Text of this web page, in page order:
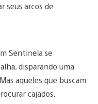
seus arcos de
Sentinela se
disparando uma
aqueles que buscam
cajados.